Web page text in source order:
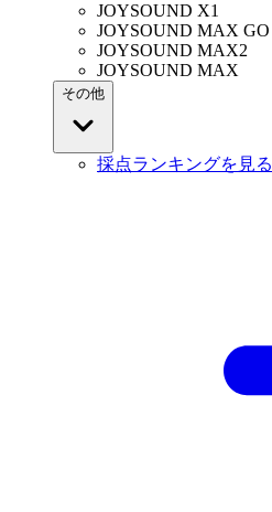
JOYSOUND X1
JOYSOUND MAX GO
JOYSOUND MAX2
JOYSOUND MAX
その他
採点ランキングを見る